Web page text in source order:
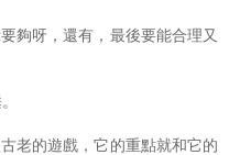
夠呀，還有，最後要能合理又
老的遊戲，它的重點就和它的